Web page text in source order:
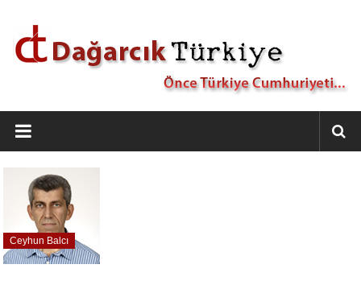
Dağarcık
Türkiye
Türkiye
Cumhuriyeti…
Ceyhun Balcı